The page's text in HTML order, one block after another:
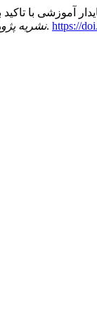
نشریه(4), 277-297. https://